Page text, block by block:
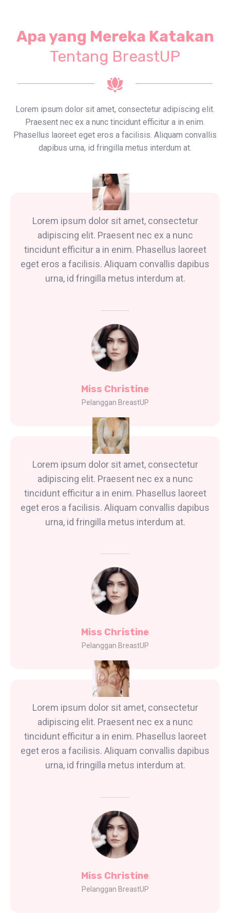
Apa yang Mereka Katakan
Tentang BreastUP
Lorem ipsum dolor sit amet, consectetur adipiscing elit.
Praesent nec ex a nunc tincidunt efficitur a in enim.
Phasellus laoreet eget eros a facilisis. Aliquam convallis
dapibus urna, id fringilla metus interdum at.
Lorem ipsum dolor sit amet, consectetur
adipiscing elit. Praesent nec ex a nunc
tincidunt efficitur a in enim. Phasellus laoreet
eget eros a facilisis. Aliquam convallis dapibus
urna, id fringilla metus interdum at.
Miss Christine
Pelanggan BreastUP
Lorem ipsum dolor sit amet, consectetur
adipiscing elit. Praesent nec ex a nunc
tincidunt efficitur a in enim. Phasellus laoreet
eget eros a facilisis. Aliquam convallis dapibus
urna, id fringilla metus interdum at.
Miss Christine
Pelanggan BreastUP
Lorem ipsum dolor sit amet, consectetur
adipiscing elit. Praesent nec ex a nunc
tincidunt efficitur a in enim. Phasellus laoreet
eget eros a facilisis. Aliquam convallis dapibus
urna, id fringilla metus interdum at.
Miss Christine
Pelanggan BreastUP